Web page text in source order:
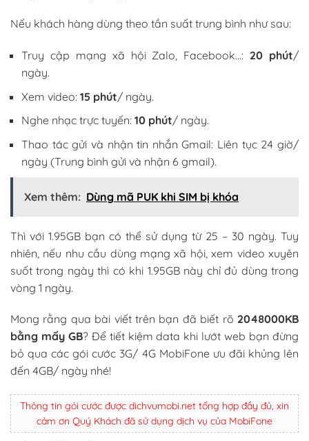
Nếu khách hàng dùng theo tần suất trung bình như sau:
Truy cập mạng xã hội Zalo, Facebook…: 20 phút/
ngày.
Xem video: 15 phút/ ngày.
Nghe nhạc trực tuyến: 10 phút/ ngày.
Thao tác gửi và nhận tin nhắn Gmail: Liên tục 24 giờ/
ngày (Trung bình gửi và nhận 6 gmail).
Xem thêm: Dùng mã PUK khi SIM bị khóa
Thì với 1.95GB bạn có thể sử dụng từ 25 – 30 ngày. Tuy
nhiên, nếu nhu cầu dùng mạng xã hội, xem video xuyên
suốt trong ngày thì có khi 1.95GB này chỉ đủ dùng trong
vòng 1 ngày.
Mong rằng qua bài viết trên bạn đã biết rõ 2048000KB
bằng mấy GB? Để tiết kiệm data khi lướt web bạn đừng
bỏ qua các gói cước 3G/ 4G MobiFone ưu đãi khủng lên
đến 4GB/ ngày nhé!
Thông tin gói cước được dichvumobi.net tổng hợp đầy đủ, xin
cảm ơn Quý Khách đã sử dụng dịch vụ của MobiFone